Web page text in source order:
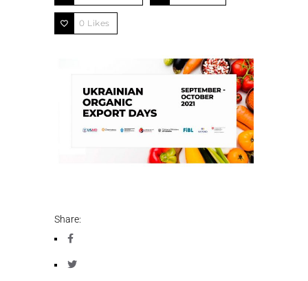
0 Likes
Share: